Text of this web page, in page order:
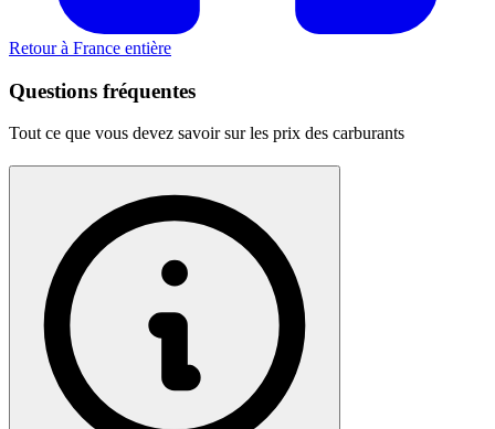
Retour à France entière
Questions fréquentes
Tout ce que vous devez savoir sur les prix des carburants